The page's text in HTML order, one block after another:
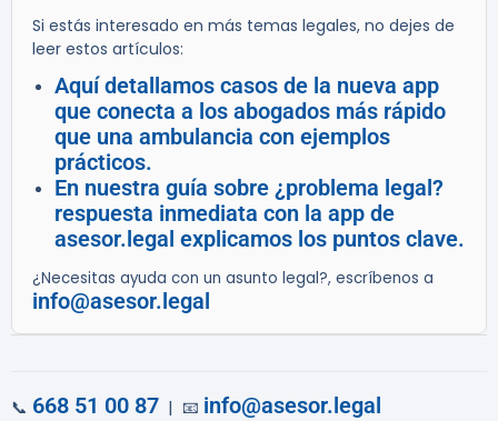
Si estás interesado en más temas legales, no dejes de
leer estos artículos:
Aquí detallamos casos de la nueva app
que conecta a los abogados más rápido
que una ambulancia con ejemplos
prácticos.
En nuestra guía sobre ¿problema legal?
respuesta inmediata con la app de
asesor.legal explicamos los puntos clave.
¿Necesitas ayuda con un asunto legal?, escríbenos a
info@asesor.legal
📞 668 51 00 87 | 📧 info@asesor.legal